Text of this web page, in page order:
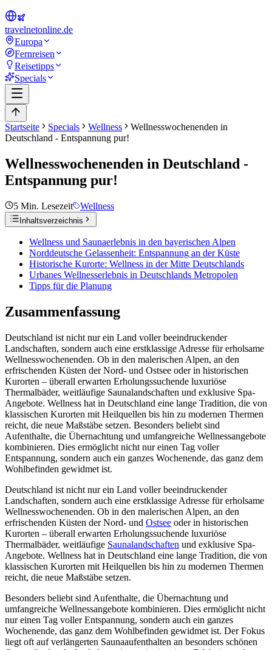
travelnetonline.de
Europa
Fernreisen
Reisetipps
Specials
Startseite Specials Wellness
Wellnesswochenenden in
Deutschland - Entspannung pur!
Wellnesswochenenden in Deutschland -
Entspannung pur!
5 Min. Lesezeit Wellness
Inhaltsverzeichnis
Wellness und Saunaerlebnis in den bayerischen Alpen
Norddeutsche Gelassenheit: Entspannung an der Küste
Historische Kurorte: Wellness in der Mitte Deutschlands
Urbanes Wellnesserlebnis in Deutschlands Metropolen
Tipps für die Planung
Zusammenfassung
Deutschland ist nicht nur ein Land voller beeindruckender
Landschaften, sondern auch eine erstklassige Adresse für erholsame
Wellnesswochenenden. Ob in den malerischen Alpen, an den
erfrischenden Küsten der Nord- und Ostsee oder in historischen
Kurorten – überall erwarten Erholungssuchende luxuriöse
Thermalbäder, weitläufige Saunalandschaften und exklusive Spa-
Angebote. Wellness hat in Deutschland eine lange Tradition, die von
klassischen Kurorten mit Heilquellen bis hin zu modernen Thermen
reicht, die neue Maßstäbe setzen. Besonders beliebt sind
Aufenthalte, die Übernachtung und umfangreiche Wellnessangebote
kombinieren. Dies ermöglicht nicht nur einen Tag voller
Entspannung, sondern auch ein ganzes Wochenende, das ganz dem
Wohlbefinden gewidmet ist.
Deutschland ist nicht nur ein Land voller beeindruckender
Landschaften, sondern auch eine erstklassige Adresse für erholsame
Wellnesswochenenden. Ob in den malerischen Alpen, an den
erfrischenden Küsten der Nord- und Ostsee oder in historischen
Kurorten – überall erwarten Erholungssuchende luxuriöse
Thermalbäder, weitläufige Saunalandschaften und exklusive Spa-
Angebote. Wellness hat in Deutschland eine lange Tradition, die von
klassischen Kurorten mit Heilquellen bis hin zu modernen Thermen
reicht, die neue Maßstäbe setzen.
Besonders beliebt sind Aufenthalte, die Übernachtung und
umfangreiche Wellnessangebote kombinieren. Dies ermöglicht nicht
nur einen Tag voller Entspannung, sondern auch ein ganzes
Wochenende, das ganz dem Wohlbefinden gewidmet ist. Der Fokus
liegt oft auf verlängerten Saunaaufenthalten an besonders schönen